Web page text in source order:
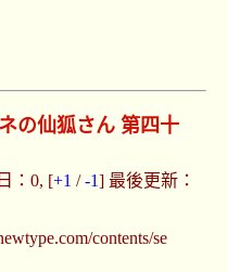
の仙狐さん 第四十
：0, [+1 /-1] 最後更新：
contents/se